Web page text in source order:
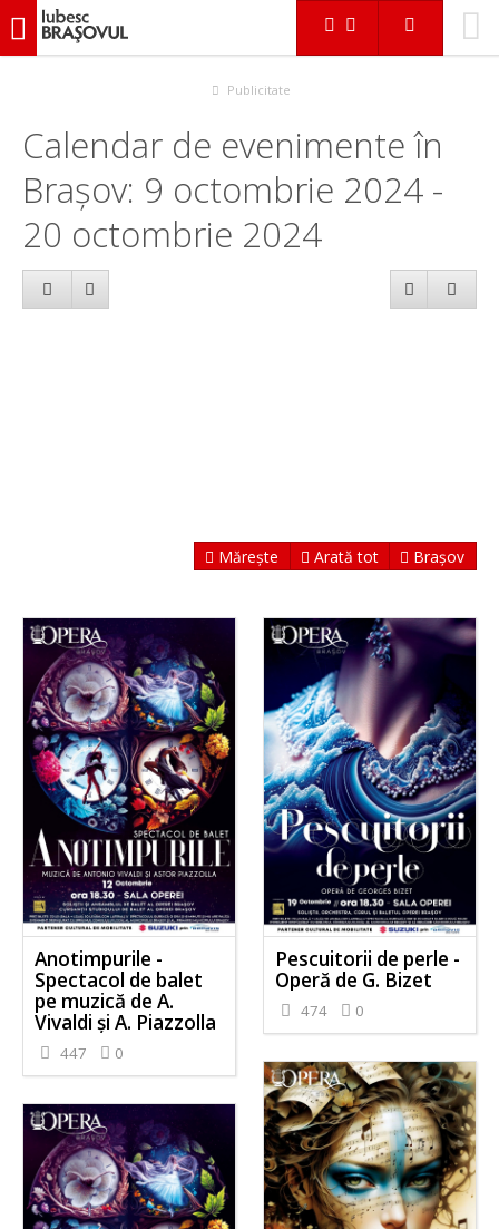
iubescbraşovul.ro
Publicitate
Calendar de evenimente în
Brașov: 9 octombrie 2024 -
20 octombrie 2024
Mărește Arată tot Brașov
Anotimpurile -
Spectacol de balet
pe muzică de A.
Vivaldi și A. Piazzolla
447 0
Pescuitorii de perle -
Operă de G. Bizet
474 0